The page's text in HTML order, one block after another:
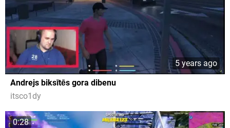
5 years ago
Andrejs biksītēs gora dibenu
itsco1dy
0:28